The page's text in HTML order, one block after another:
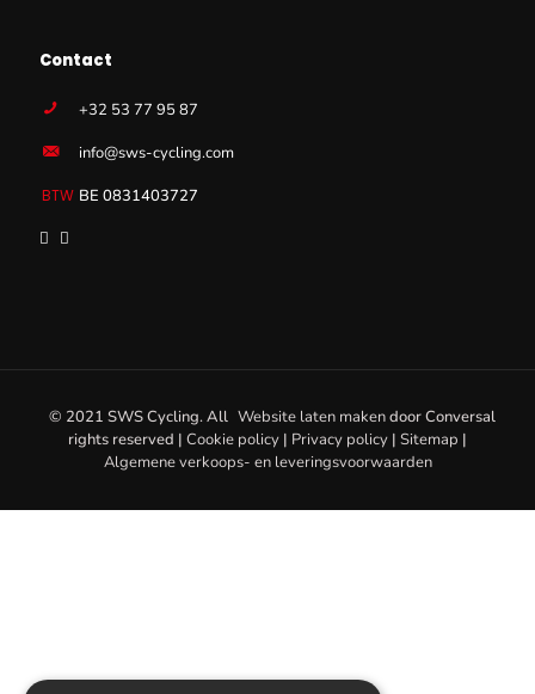
Contact
+32 53 77 95 87
info@sws-cycling.com
BE 0831403727
Website laten makendoorConversal
© 2021 SWS Cycling. All
rights reserved | Cookie policy | Privacy policy | Sitemap |
Algemene verkoops- en leveringsvoorwaarden